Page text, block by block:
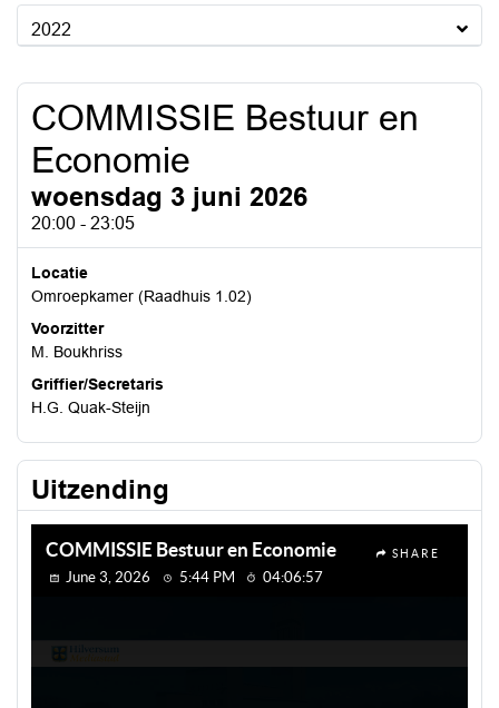
2022
COMMISSIE Bestuur en
Economie
woensdag 3 juni 2026
20:00 - 23:05
Locatie
Omroepkamer (Raadhuis 1.02)
Voorzitter
M. Boukhriss
Griffier/Secretaris
H.G. Quak-Steijn
Uitzending